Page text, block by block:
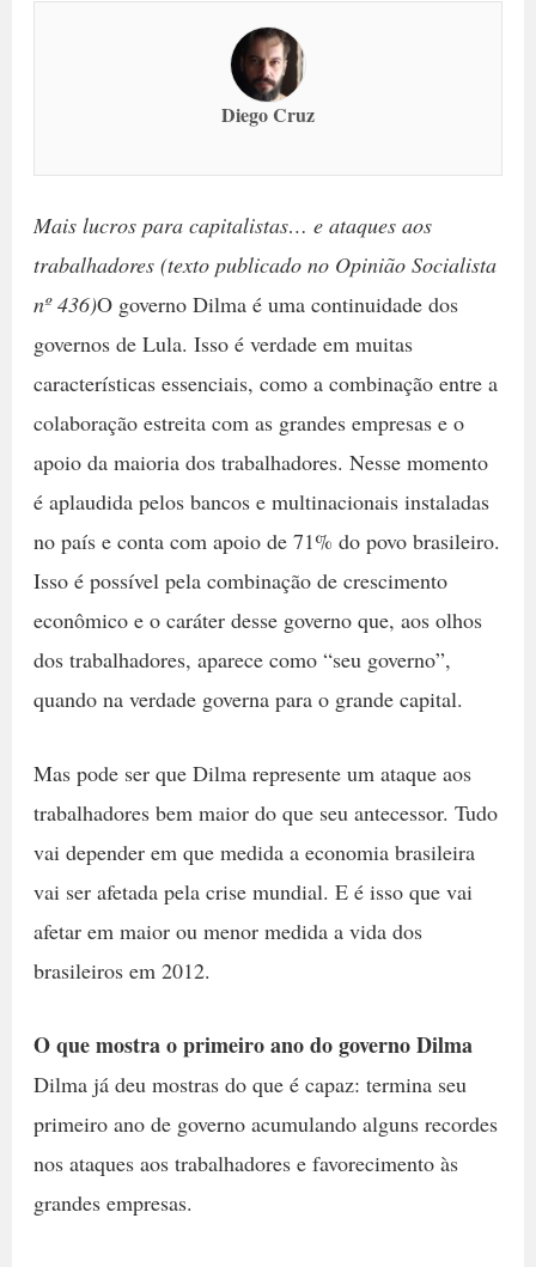
Diego Cruz
Mais lucros para capitalistas… e ataques aos
trabalhadores (texto publicado no Opinião Socialista
nº 436)O governo Dilma é uma continuidade dos
governos de Lula. Isso é verdade em muitas
características essenciais, como a combinação entre a
colaboração estreita com as grandes empresas e o
apoio da maioria dos trabalhadores. Nesse momento
é aplaudida pelos bancos e multinacionais instaladas
no país e conta com apoio de 71% do povo brasileiro.
Isso é possível pela combinação de crescimento
econômico e o caráter desse governo que, aos olhos
dos trabalhadores, aparece como “seu governo”,
quando na verdade governa para o grande capital.
Mas pode ser que Dilma represente um ataque aos
trabalhadores bem maior do que seu antecessor. Tudo
vai depender em que medida a economia brasileira
vai ser afetada pela crise mundial. E é isso que vai
afetar em maior ou menor medida a vida dos
brasileiros em 2012.
O que mostra o primeiro ano do governo Dilma
Dilma já deu mostras do que é capaz: termina seu
primeiro ano de governo acumulando alguns recordes
nos ataques aos trabalhadores e favorecimento às
grandes empresas.